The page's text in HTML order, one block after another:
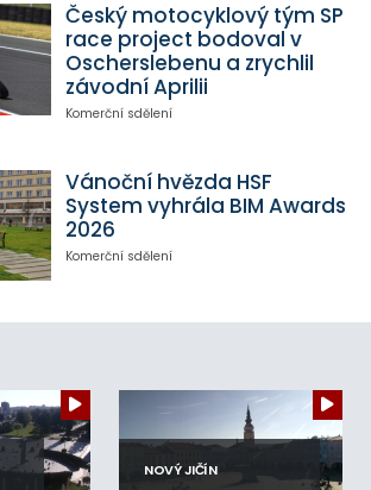
Český motocyklový tým SP
race project bodoval v
Oscherslebenu a zrychlil
závodní Aprilii
Komerční sdělení
Vánoční hvězda HSF
System vyhrála BIM Awards
2026
Komerční sdělení
NOVÝ JIČÍN